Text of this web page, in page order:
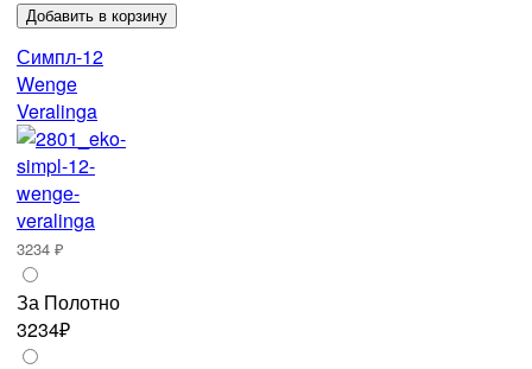
Симпл-12
Wenge
Veralinga
3234 ₽
За Полотно
3234₽